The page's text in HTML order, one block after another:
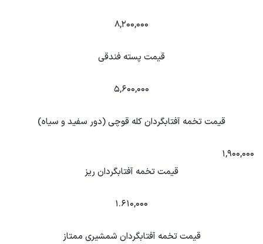
۸,۲۰۰,۰۰۰
قیمت پسته فندقی
۵,۶۰۰,۰۰۰
قیمت تخمه آفتابگردان کله قوچی (دور سفید و سیاه)
۱,۹۰۰,۰۰۰
قیمت تخمه آفتابگردان ریز
۱.۶۱۰,۰۰۰
قیمت تخمه آفتابگردان شمشیری ممتاز